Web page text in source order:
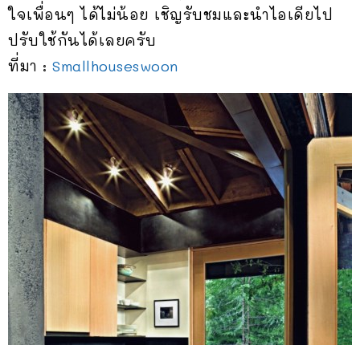
ใจเพื่อนๆ ได้ไม่น้อย เชิญรับชมและนำไอเดียไป
ปรับใช้กันได้เลยครับ
ที่มา : Smallhouseswoon